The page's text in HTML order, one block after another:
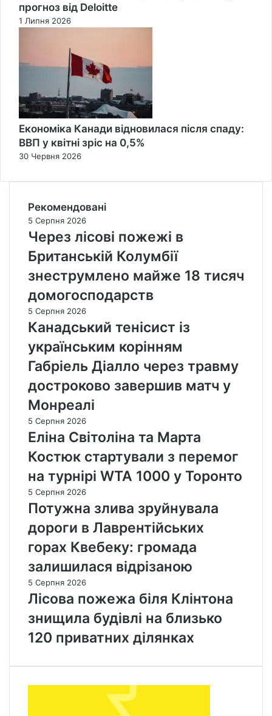
прогноз від Deloitte
1 Липня 2026
Економіка Канади відновилася після спаду:
ВВП у квітні зріс на 0,5%
30 Червня 2026
Рекомендовані
5 Серпня 2026
Через лісові пожежі в
Британській Колумбії
знеструмлено майже 18 тисяч
домогосподарств
5 Серпня 2026
Канадський тенісист із
українським корінням
Габріель Діалло через травму
достроково завершив матч у
Монреалі
5 Серпня 2026
Еліна Світоліна та Марта
Костюк стартували з перемог
на турнірі WTA 1000 у Торонто
5 Серпня 2026
Потужна злива зруйнувала
дороги в Лаврентійських
горах Квебеку: громада
залишилася відрізаною
5 Серпня 2026
Лісова пожежа біля Клінтона
знищила будівлі на близько
120 приватних ділянках